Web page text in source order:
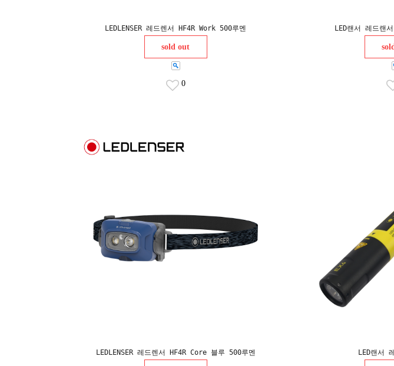
LEDLENSER 레드렌서 HF4R Work 500루멘
sold out
0
LED랜서 레드랜
LEDLENSER 레드렌서 HF4R Core 블루 500루멘 LED랜서